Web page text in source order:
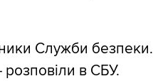
Служби безпеки.
розповіли в СБУ.